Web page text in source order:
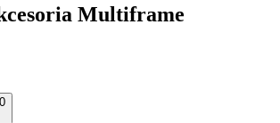
Multiframe